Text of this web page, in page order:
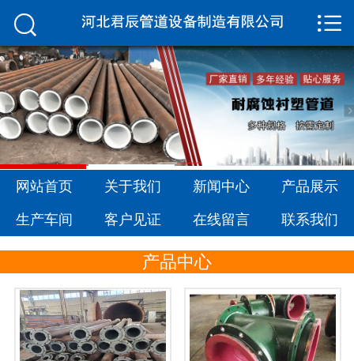
 网站首页
关于我们
新闻中心
生产车间
客户见证
联系我们


网站首页 关于我们 新闻中心 产品展示
生产车间 客户见证 在线留言 联系我们
产品中心